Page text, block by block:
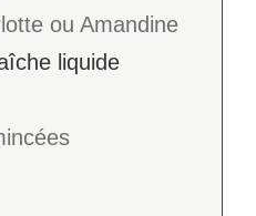
ou Amandine
liquide